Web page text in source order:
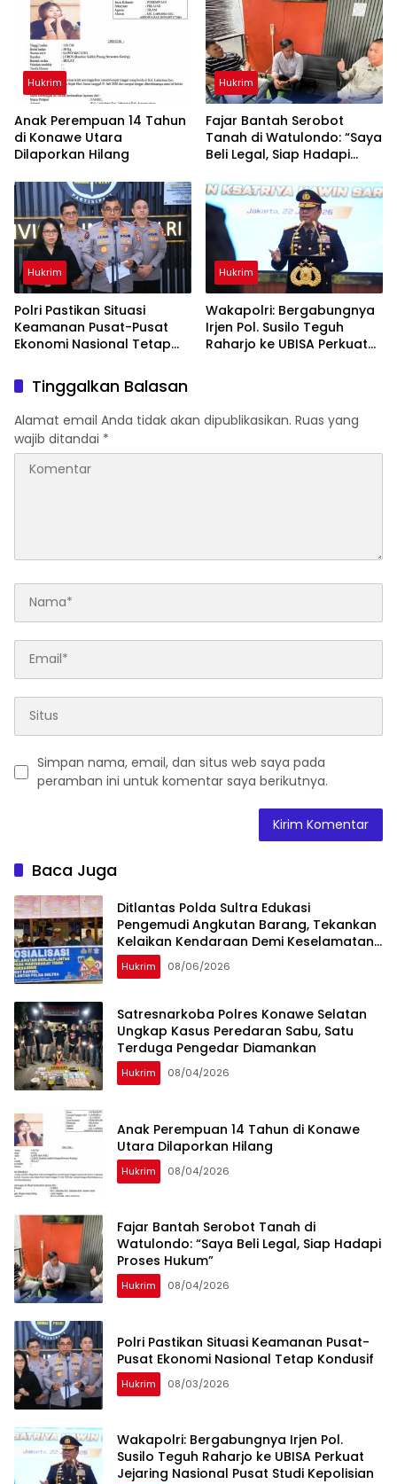
Keselamatan Berlalu Lintas
Hukrim
Anak Perempuan 14 Tahun
di Konawe Utara
Dilaporkan Hilang
Hukrim
‎Fajar Bantah Serobot
Tanah di Watulondo: “Saya
Beli Legal, Siap Hadapi
Hukrim
Polri Pastikan Situasi
Keamanan Pusat-Pusat
Ekonomi Nasional Tetap
Hukrim
Wakapolri: Bergabungnya
Irjen Pol. Susilo Teguh
Raharjo ke UBISA Perkuat
Tinggalkan Balasan
Alamat email Anda tidak akan dipublikasikan. Ruas yang
wajib ditandai *
Simpan nama, email, dan situs web saya pada
peramban ini untuk komentar saya berikutnya.
Baca Juga
Ditlantas Polda Sultra Edukasi
Pengemudi Angkutan Barang, Tekankan
Kelaikan Kendaraan Demi Keselamatan
Berlalu Lintas
Hukrim 08/06/2026
Satresnarkoba Polres Konawe Selatan
Ungkap Kasus Peredaran Sabu, Satu
Terduga Pengedar Diamankan
Hukrim 08/04/2026
Anak Perempuan 14 Tahun di Konawe
Utara Dilaporkan Hilang
Hukrim 08/04/2026
‎Fajar Bantah Serobot Tanah di
Watulondo: “Saya Beli Legal, Siap Hadapi
Proses Hukum”
Hukrim 08/04/2026
Polri Pastikan Situasi Keamanan Pusat-
Pusat Ekonomi Nasional Tetap Kondusif
Hukrim 08/03/2026
Wakapolri: Bergabungnya Irjen Pol.
Susilo Teguh Raharjo ke UBISA Perkuat
Jejaring Nasional Pusat Studi Kepolisian